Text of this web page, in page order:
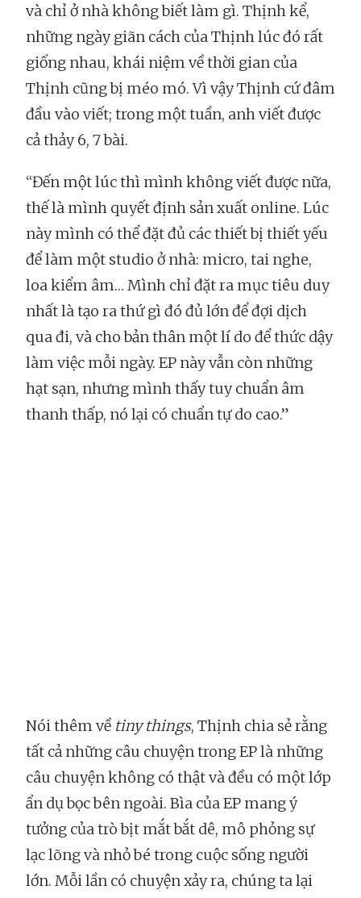
và chỉ ở nhà không biết làm gì. Thịnh kể,
những ngày giãn cách của Thịnh lúc đó rất
giống nhau, khái niệm về thời gian của
Thịnh cũng bị méo mó. Vì vậy Thịnh cứ đâm
đầu vào viết; trong một tuần, anh viết được
cả thảy 6, 7 bài.
“Đến một lúc thì mình không viết được nữa,
thế là mình quyết định sản xuất online. Lúc
này mình có thể đặt đủ các thiết bị thiết yếu
để làm một studio ở nhà: micro, tai nghe,
loa kiểm âm… Mình chỉ đặt ra mục tiêu duy
nhất là tạo ra thứ gì đó đủ lớn để đợi dịch
qua đi, và cho bản thân một lí do để thức dậy
làm việc mỗi ngày. EP này vẫn còn những
hạt sạn, nhưng mình thấy tuy chuẩn âm
thanh thấp, nó lại có chuẩn tự do cao.”
Nói thêm về tiny things, Thịnh chia sẻ rằng
tất cả những câu chuyện trong EP là những
câu chuyện không có thật và đều có một lớp
ẩn dụ bọc bên ngoài. Bìa của EP mang ý
tưởng của trò bịt mắt bắt dê, mô phỏng sự
lạc lõng và nhỏ bé trong cuộc sống người
lớn. Mỗi lần có chuyện xảy ra, chúng ta lại